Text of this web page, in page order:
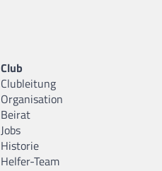
Club
Clubleitung
Organisation
Beirat
Jobs
Historie
Helfer-Team